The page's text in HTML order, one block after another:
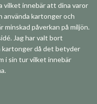
vilket innebär att dina varor
använda kartonger och
minskad påverkan på miljön.
Jag har valt bort
kartonger då det betyder
i sin tur vilket innebär